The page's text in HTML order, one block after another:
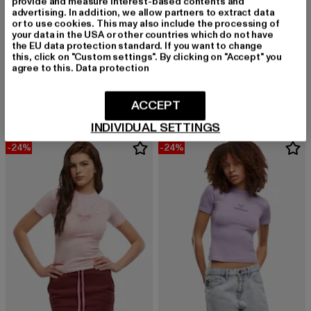
FELICIOUS
By Felicious Tee
Derzeitiger Preis: 22,03 EURAktionspreis: 28,99 EUR
FELICIOUS
19,03 EUR
Derzeitiger Preis: 19,03 EUR
27,99 EUR
-24% -24%
advertising. In addition, we allow partners to extract data
or to use cookies. This may also include the processing of
your data in the USA or other countries which do not have
the EU data protection standard. If you want to change
this, click on "Custom settings". By clicking on "Accept" you
agree to this. Data protection
INDIVIDUAL SETTINGS
ACCEPT